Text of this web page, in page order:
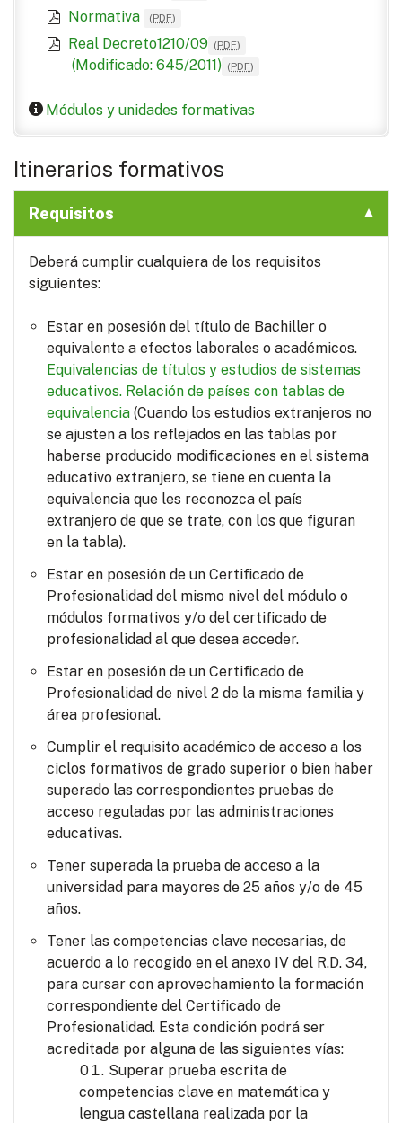
Normativa (PDF)
Real Decreto1210/09 (PDF)
(Modificado: 645/2011) (PDF)
Módulos y unidades formativas
Itinerarios formativos
Requisitos
Deberá cumplir cualquiera de los requisitos
siguientes:
Estar en posesión del título de Bachiller o
equivalente a efectos laborales o académicos.
Equivalencias de títulos y estudios de sistemas
educativos. Relación de países con tablas de
equivalencia (Cuando los estudios extranjeros no
se ajusten a los reflejados en las tablas por
haberse producido modificaciones en el sistema
educativo extranjero, se tiene en cuenta la
equivalencia que les reconozca el país
extranjero de que se trate, con los que figuran
en la tabla).
Estar en posesión de un Certificado de
Profesionalidad del mismo nivel del módulo o
módulos formativos y/o del certificado de
profesionalidad al que desea acceder.
Estar en posesión de un Certificado de
Profesionalidad de nivel 2 de la misma familia y
área profesional.
Cumplir el requisito académico de acceso a los
ciclos formativos de grado superior o bien haber
superado las correspondientes pruebas de
acceso reguladas por las administraciones
educativas.
Tener superada la prueba de acceso a la
universidad para mayores de 25 años y/o de 45
años.
Tener las competencias clave necesarias, de
acuerdo a lo recogido en el anexo IV del R.D. 34,
para cursar con aprovechamiento la formación
correspondiente del Certificado de
Profesionalidad. Esta condición podrá ser
acreditada por alguna de las siguientes vías:
Superar prueba escrita de
competencias clave en matemática y
lengua castellana realizada por la